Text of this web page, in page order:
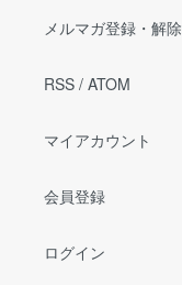
メルマガ登録・解除
RSS / ATOM
マイアカウント
会員登録
ログイン